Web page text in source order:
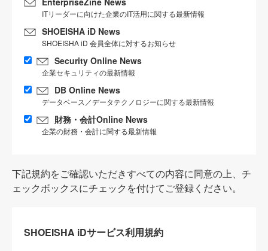
ITリーダーに向けた企業のIT活用に関する最新情報
SHOEISHA iD News
SHOEISHA iD 会員全体に対するお知らせ
Security Online News
企業セキュリティの最新情報
DB Online News
データベース／データテクノロジーに関する最新情報
財務・会計Online News
企業の財務・会計に関する最新情報
下記規約をご確認いただきすべての内容に同意の上、チ
ェックボックスにチェックを付けてご登録ください。
SHOEISHA iDサービス利用規約